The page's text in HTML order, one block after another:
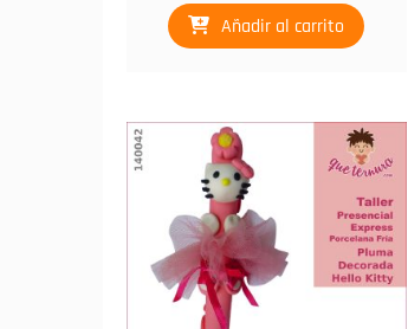
Añadir al carrito